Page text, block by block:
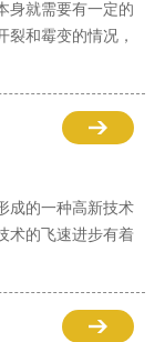
身就需要有一定的
和霉变的情况，
成的一种高新技术
术的飞速进步有着